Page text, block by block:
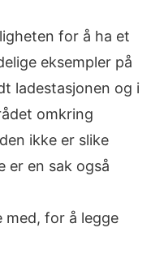
for å ha et
eksempler på
ladestasjonen og i
omkring
ikke er slike
er en sak også
med, for å legge